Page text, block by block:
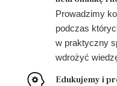
Prowadzimy
podczas
w praktyczny
wdrożyć
Edukujemy i